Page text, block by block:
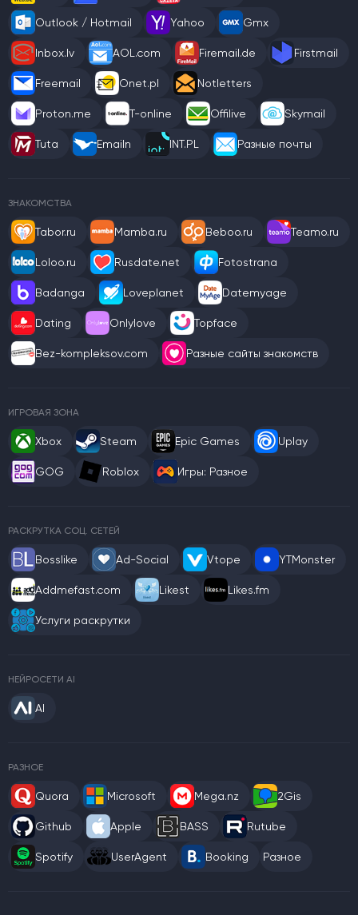
Outlook / Hotmail Yahoo Gmx
Inbox.lv AOL.com Firemail.de Firstmail
Freemail Onet.pl Notletters
Proton.me T-online Offilive Skymail
Tuta Emailn INT.PL Разные почты
ЗНАКОМСТВА
Tabor.ru Mamba.ru Beboo.ru Teamo.ru
Loloo.ru Rusdate.net Fotostrana
Badanga Loveplanet Datemyage
Dating Onlylove Topface
Bez-kompleksov.com Разные сайты знакомств
ИГРОВАЯ ЗОНА
Xbox Steam Epic Games Uplay
GOG Roblox Игры: Разное
РАСКРУТКА СОЦ. СЕТЕЙ
Bosslike Ad-Social Vtope YTMonster
Addmefast.com Likest Likes.fm
Услуги раскрутки
НЕЙРОСЕТИ AI
AI
РАЗНОЕ
Quora Microsoft Mega.nz 2Gis
Github Apple BASS Rutube
Spotify UserAgent Booking Разное